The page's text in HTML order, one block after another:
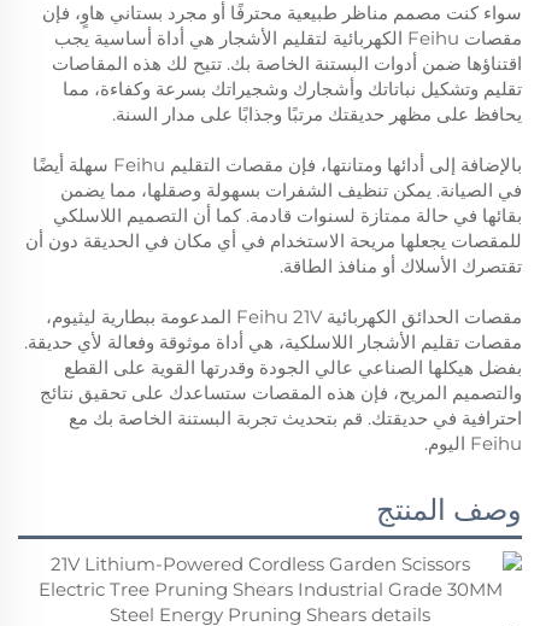
سواء كنت مصمم مناظر طبيعية محترفًا أو مجرد بستاني هاوٍ، فإن
مقصات Feihu الكهربائية لتقليم الأشجار هي أداة أساسية يجب
اقتناؤها ضمن أدوات البستنة الخاصة بك. تتيح لك هذه المقاصات
تقليم وتشكيل نباتاتك وأشجارك وشجيراتك بسرعة وكفاءة، مما
يحافظ على مظهر حديقتك مرتبًا وجذابًا على مدار السنة.
بالإضافة إلى أدائها ومتانتها، فإن مقصات التقليم Feihu سهلة أيضًا
في الصيانة. يمكن تنظيف الشفرات بسهولة وصقلها، مما يضمن
بقائها في حالة ممتازة لسنوات قادمة. كما أن التصميم اللاسلكي
للمقصات يجعلها مريحة الاستخدام في أي مكان في الحديقة دون أن
تقتصرك الأسلاك أو منافذ الطاقة.
مقصات الحدائق الكهربائية Feihu 21V المدعومة ببطارية ليثيوم،
مقصات تقليم الأشجار اللاسلكية، هي أداة موثوقة وفعالة لأي حديقة.
بفضل هيكلها الصناعي عالي الجودة وقدرتها القوية على القطع
والتصميم المريح، فإن هذه المقصات ستساعدك على تحقيق نتائج
احترافية في حديقتك. قم بتحديث تجربة البستنة الخاصة بك مع
Feihu اليوم.
وصف المنتج